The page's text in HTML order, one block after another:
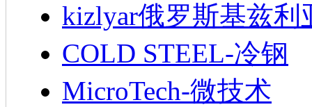
kizlyar俄罗斯基兹利
COLD STEEL-冷钢
MicroTech-微技术